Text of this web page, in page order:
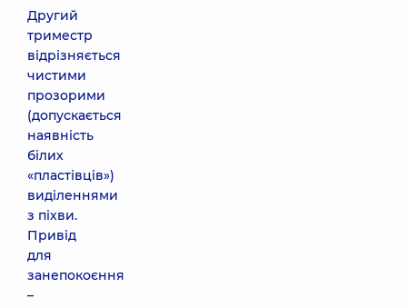
Другий
триместр
відрізняється
чистими
прозорими
(допускається
наявність
білих
«пластівців»)
виділеннями
з піхви.
Привід
для
занепокоєння
–